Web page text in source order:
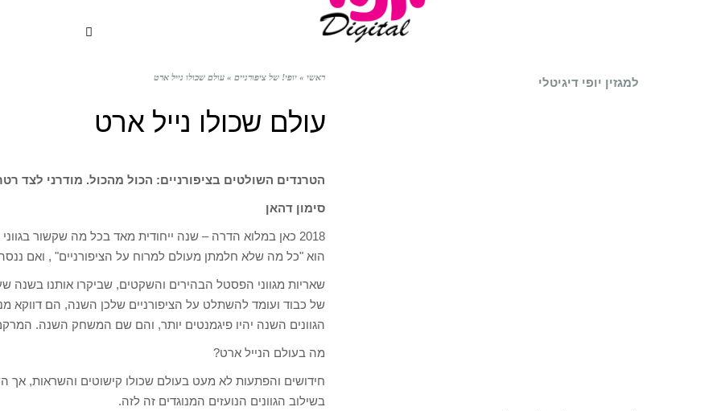
ראשי » יופי! של ציפורניים » עולם שכולו נייל ארט
עולם שכולו נייל ארט
הטרנדים השולטים בציפורניים: הכול מהכול. מודרני לצד
סימון דהאן
2018 כאן במלוא הדרה – שנה ייחודית מאד בכל מה שקשור
הוא "כל מה שלא חלמתן מעולם למרוח על הציפורניים" , ואם
שאריות מגווני הפסטל הבהירים והשקטים, שביקרו אותנו בשנה
של כבוד ועומד להשתלט על הציפורניים שלכן השנה, הם דווקא
הגוונים השנה יהיו פיגמנטים יותר, והם שם המשחק השנה.
מה בעולם הנייל ארט?
בשילוב הגוונים הנועזים המנוגדים זה לזה.
למגזין יופי דיגיטלי